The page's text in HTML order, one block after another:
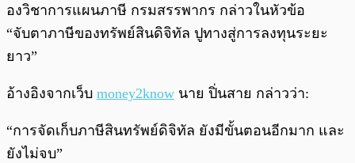
องวิชาการแผนภาษี กรมสรรพากร กล่าวในหัวข้อ
“จับตาภาษีของทรัพย์สินดิจิทัล ปูทางสู่การลงทุนระยะ
ยาว”
อ้างอิงจากเว็บ money2know นาย ปิ่นสาย กล่าวว่า:
“การจัดเก็บภาษีสินทรัพย์ดิจิทัล ยังมีขั้นตอนอีกมาก และ
ยังไม่จบ”